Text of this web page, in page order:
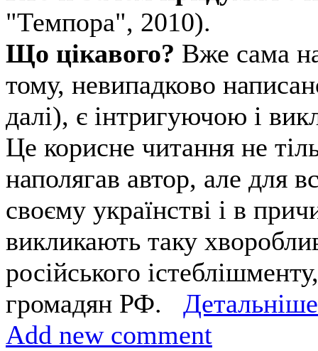
"Темпора", 2010).
Що цікавого? Вже сама
тому, невипадково
далі), є інтригуючою і
Це корисне читання не
наполягав автор, але для
своєму українстві і в
викликають таку
російського
громадян РФ. Детальніше
Add new comment